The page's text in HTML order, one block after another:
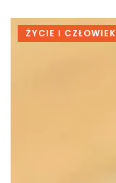
ŻYCIE I CZŁOWIEK